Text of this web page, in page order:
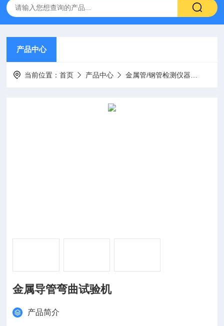
产品中心
当前位置：首页 产品中心 金属管/钢管检测仪器
金属导管弯曲试验机
产品简介